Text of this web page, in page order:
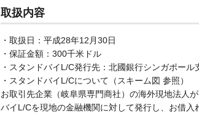
取扱内容
・取扱日：平成28年12月30日
・保証金額：300千米ドル
・スタンドバイL/C発行先：北國銀行シンガポール
・スタンドバイL/Cについて（スキーム図 参照）
お取引先企業（岐阜県専門商社）の海外現地法人
バイL/Cを現地の金融機関に対して発行し、お借